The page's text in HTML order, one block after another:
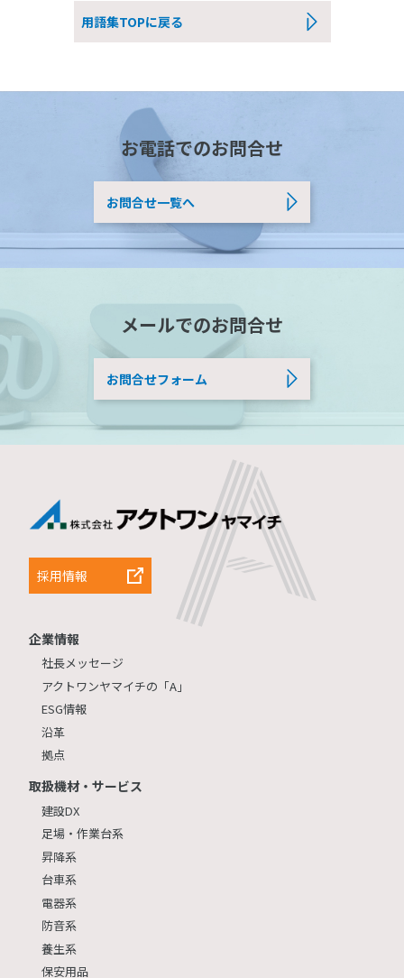
用語集TOPに戻る
お電話でのお問合せ
お問合せ一覧へ
メールでのお問合せ
お問合せフォーム
採用情報
企業情報
社長メッセージ
アクトワンヤマイチの「A」
ESG情報
沿革
拠点
取扱機材・サービス
建設DX
足場・作業台系
昇降系
台車系
電器系
防音系
養生系
保安用品